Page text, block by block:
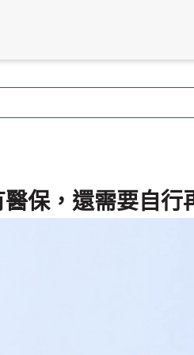
保，還需要自行